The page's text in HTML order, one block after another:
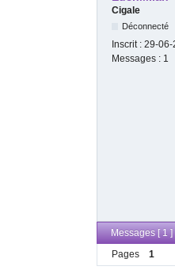
Cigale
Déconnecté
Inscrit : 29-06-
Messages : 1
Messages [ 1 ]
Pages
1